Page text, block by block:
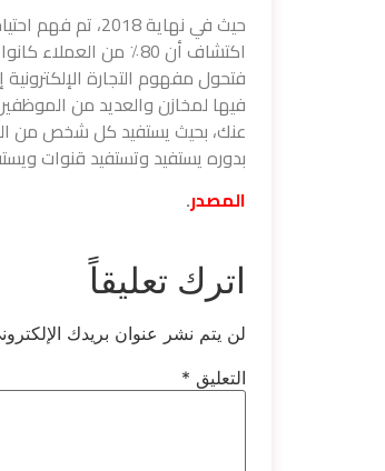
اكتشاف أن 80٪ من
فتحول مفهوم التجارة
فيها لمخازن والعديد من
عنك، بحيث يستفيد كل شخص من
بدوره يستفيد وتستفيد قنوات
المصدر.
اترك تعليقاً
لن يتم نشر عنوان بريدك
التعليق *